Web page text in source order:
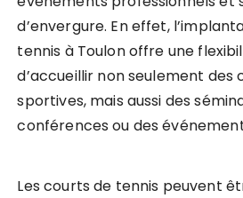
d’envergure. En effet,
tennis à Toulon offre une
d’accueillir non seulement des
sportives, mais aussi des
conférences ou des
Les courts de tennis peuvent